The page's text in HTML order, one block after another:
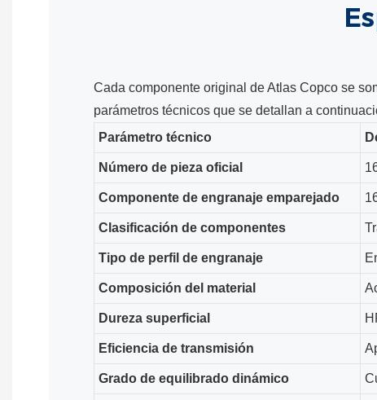
Cada componente original de Atlas Copco se
parámetros técnicos que se detallan a
Parámetro técnico
Número de pieza oficial
Componente de engranaje emparejado
Clasificación de componentes
Tipo de perfil de engranaje
Composición del material
Dureza superficial
Eficiencia de transmisión
Grado de equilibrado dinámico